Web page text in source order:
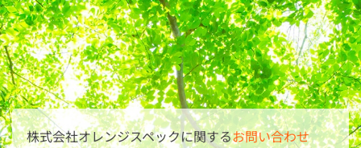
株式会社オレンジスペックに関するお問い合わせ